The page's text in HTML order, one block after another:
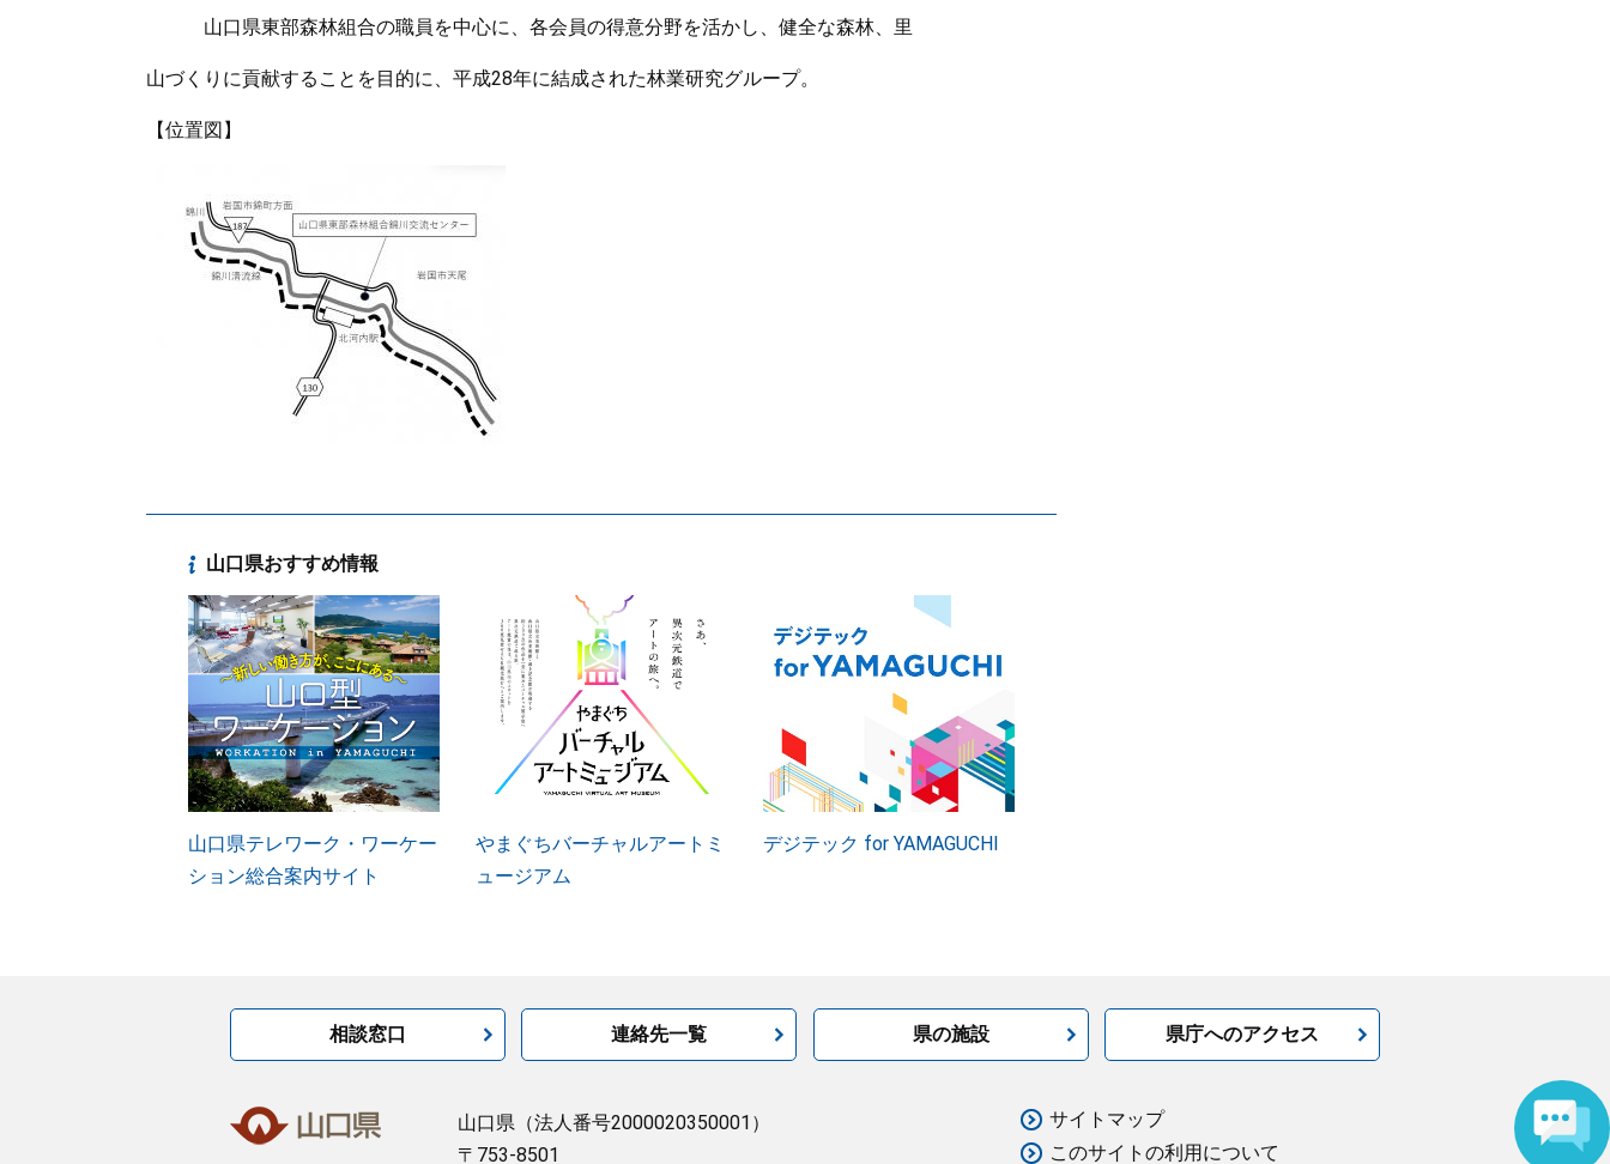
山口県東部森林組合の職員を中心に、各会員の得意分野を活かし、健全な森林、里
山づくりに貢献することを目的に、平成28年に結成された林業研究グループ。
【位置図】
山口県おすすめ情報
山口県テレワーク・ワーケー
ション総合案内サイト
やまぐちバーチャルアートミ
ュージアム
デジテック for YAMAGUCHI
相談窓口 連絡先一覧 県の施設 県庁へのアクセス
山口県 （法人番号2000020350001）
〒753-8501
サイトマップ
このサイトの利用について